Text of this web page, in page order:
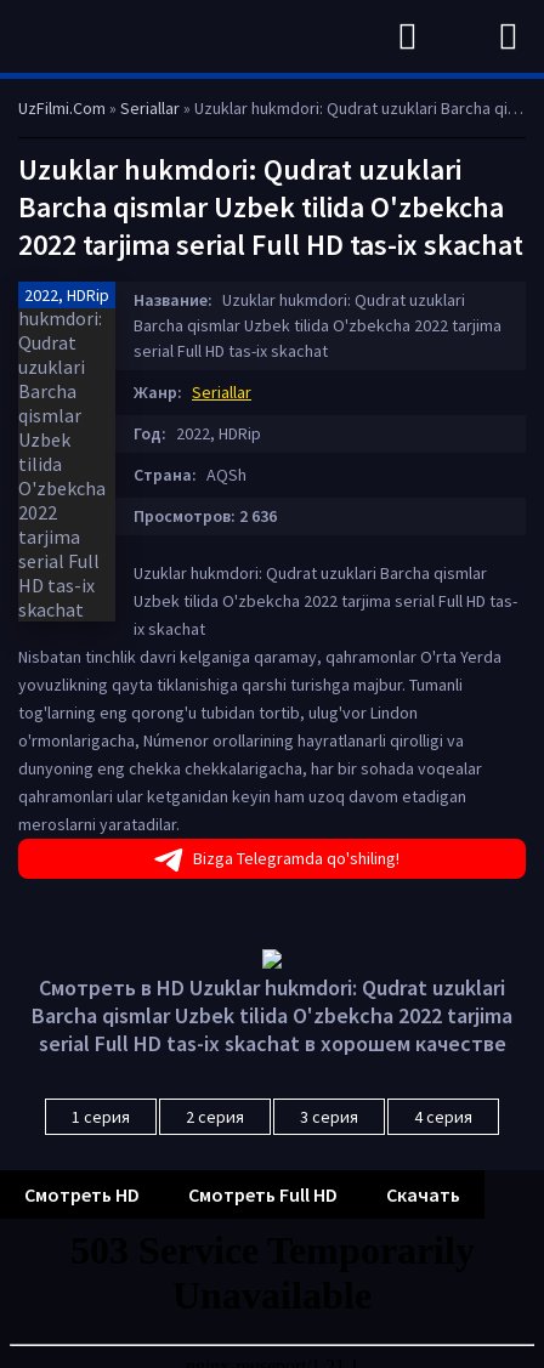
UzFilmi.Com » Seriallar» Uzuklar hukmdori: Qudrat uzuklari Barcha qismlar Uzbek tilida O'zbekcha 2022 tarjima serial Full HD tas-ix skachat
Uzuklar hukmdori: Qudrat uzuklari
Barcha qismlar Uzbek tilida O'zbekcha
2022 tarjima serial Full HD tas-ix skachat
2022, HDRip Название: Uzuklar hukmdori: Qudrat uzuklari
Barcha qismlar Uzbek tilida O'zbekcha 2022 tarjima
serial Full HD tas-ix skachat
Жанр: Seriallar
Год: 2022, HDRip
Страна: AQSh
Просмотров: 2 636
Uzuklar hukmdori: Qudrat uzuklari Barcha qismlar
Uzbek tilida O'zbekcha 2022 tarjima serial Full HD tas-
ix skachat
Nisbatan tinchlik davri kelganiga qaramay, qahramonlar O'rta Yerda
yovuzlikning qayta tiklanishiga qarshi turishga majbur. Tumanli
tog'larning eng qorong'u tubidan tortib, ulug'vor Lindon
o'rmonlarigacha, Númenor orollarining hayratlanarli qirolligi va
dunyoning eng chekka chekkalarigacha, har bir sohada voqealar
qahramonlari ular ketganidan keyin ham uzoq davom etadigan
meroslarni yaratadilar.
Bizga Telegramda qo'shiling!
Смотреть в HD Uzuklar hukmdori: Qudrat uzuklari
Barcha qismlar Uzbek tilida O'zbekcha 2022 tarjima
serial Full HD tas-ix skachat в хорошем качестве
1 серия 2 серия 3 серия 4 серия
Смотреть HD Смотреть Full HD Скачать